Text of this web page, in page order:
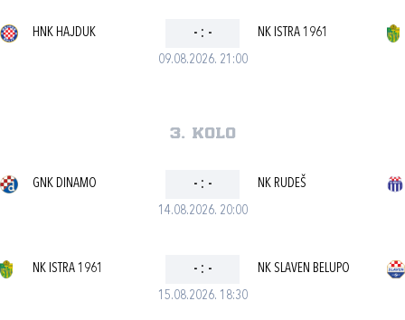
09.08.2026. 21:00
HNK HAJDUK - : - NK ISTRA 1961
3. kolo
14.08.2026. 20:00
GNK DINAMO - : - NK RUDEŠ
15.08.2026. 18:30
NK ISTRA 1961 - : - NK SLAVEN BELUPO